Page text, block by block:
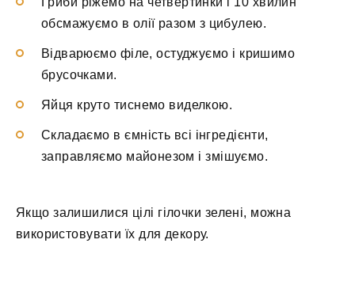
обсмажуємо в олії разом з цибулею.
Відварюємо філе, остуджуємо і кришимо
брусочками.
Яйця круто тиснемо виделкою.
Складаємо в ємність всі інгредієнти,
заправляємо майонезом і змішуємо.
Якщо залишилися цілі гілочки зелені, можна
використовувати їх для декору.